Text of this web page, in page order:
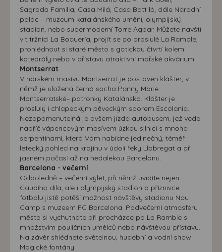
Sagrada Familia, Casa Milá, Casa Batt ló, dále Národní
palác – muzeum katalánského umění, olympijský
stadion, nebo supermoderní Torre Agbar. Můžete navští
vit tržnici La Boquería, projít se po proslulé La Ramble,
prohlédnout si staré město s gotickou čtvrtí kolem
katedrály nebo v přístavu atraktivní mořské akvárium.
Montserrat
V horském masívu Montserrat je postaven klášter, v
němž je uložena černá socha Panny Marie
Montserratské– patronky Katalánska. Klášter je
proslulý i chlapeckým pěveckým sborem Escolania.
Nezapomenutelná je ovšem jízda autobusem, jež vede
napříč vápencovým masívem úzkou silnicí s mnoha
serpentinami, která Vám nabídne jedinečný, téměř
letecký pohled na krajinu v údolí řeky Llobregat a při
jasném počasí až na nedalekou Barcelonu.
Barcelona - večerní
Odpoledně – večerní výlet, při němž uvidíte nejen
Gaudího díla, ale i olympijský stadion a příznivce
fotbalu jistě potěší možnost návštěvy stadionu Nou
Camp s muzeem FC Barcelona. Podvečerní atmosféru
města si vychutnáte při procházce po La Ramble s
množstvím pouličních umělců nebo návštěvou přístavu.
Na závěr shlédnete světelnou, hudební a vodní show
Magické fontány.